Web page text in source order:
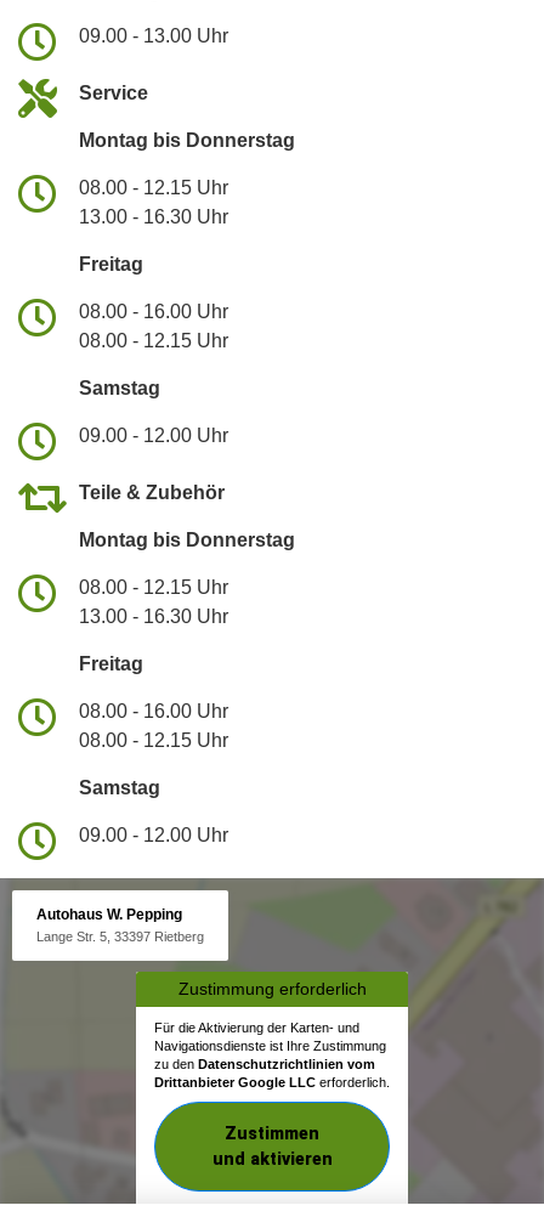
09.00 - 13.00 Uhr
Service
Montag bis Donnerstag
08.00 - 12.15 Uhr
13.00 - 16.30 Uhr
Freitag
08.00 - 16.00 Uhr
08.00 - 12.15 Uhr
Samstag
09.00 - 12.00 Uhr
Teile & Zubehör
Montag bis Donnerstag
08.00 - 12.15 Uhr
13.00 - 16.30 Uhr
Freitag
08.00 - 16.00 Uhr
08.00 - 12.15 Uhr
Samstag
09.00 - 12.00 Uhr
Autohaus W. Pepping
Lange Str. 5, 33397 Rietberg
Zustimmung erforderlich
Für die Aktivierung der Karten- und
Navigationsdienste ist Ihre Zustimmung
zu den Datenschutzrichtlinien vom
Drittanbieter Google LLC erforderlich.
Zustimmen
und aktivieren